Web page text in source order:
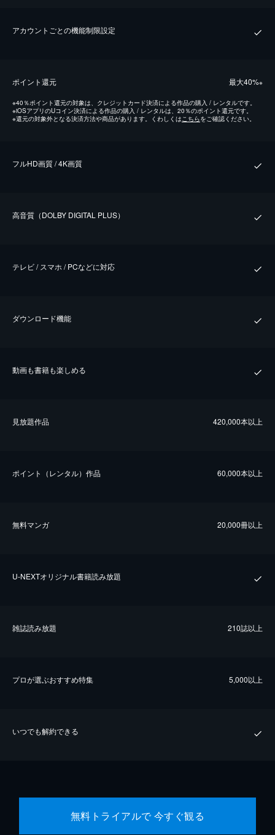
アカウントごとの機能制限設定
ポイント還元 最⼤40%※
※40％ポイント還元の対象は、クレジットカード決済による作品の購入 / レンタルです。
※iOSアプリのUコイン決済による作品の購入 / レンタルは、20％のポイント還元です。
※還元の対象外となる決済方法や商品があります。くわしくはこちらをご確認ください。
フルHD画質 / 4K画質
⾼⾳質（DOLBY DIGITAL PLUS）
テレビ / スマホ / PCなどに対応
ダウンロード機能
動画も書籍も楽しめる
⾒放題作品 420,000本以上
ポイント（レンタル）作品 60,000本以上
無料マンガ 20,000冊以上
U-NEXTオリジナル書籍読み放題
雑誌読み放題 210誌以上
プロが選ぶおすすめ特集 5,000以上
いつでも解約できる
無料トライアルで 今すぐ観る